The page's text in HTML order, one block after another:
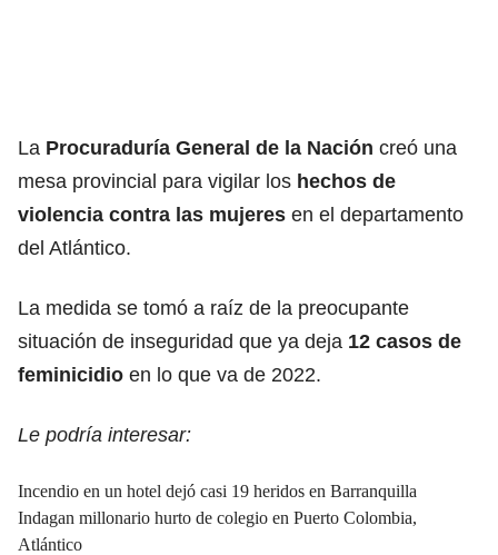
La Procuraduría General de la Nación creó una
mesa provincial para vigilar los hechos de
violencia contra las mujeres en el departamento
del Atlántico.
La medida se tomó a raíz de la preocupante
situación de inseguridad que ya deja 12 casos de
feminicidio en lo que va de 2022.
Le podría interesar:
Incendio en un hotel dejó casi 19 heridos en Barranquilla
Indagan millonario hurto de colegio en Puerto Colombia,
Atlántico